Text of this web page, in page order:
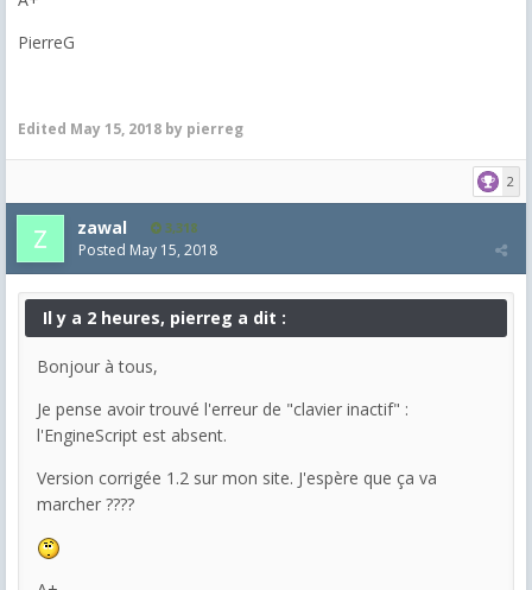
PierreG
Edited May 15, 2018 by pierreg
2
zawal 3,318
Posted May 15, 2018
Il y a 2 heures, pierreg a dit :
Bonjour à tous,
Je pense avoir trouvé l'erreur de "clavier inactif" :
l'EngineScript est absent.
Version corrigée 1.2 sur mon site. J'espère que ça va
marcher ????